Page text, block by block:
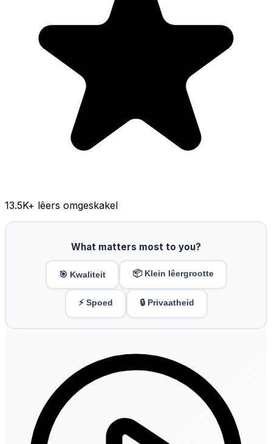
13.5K+ lêers omgeskakel
What matters most to you?
🎯 Kwaliteit 📦 Klein lêergrootte
⚡ Spoed 🔒 Privaatheid